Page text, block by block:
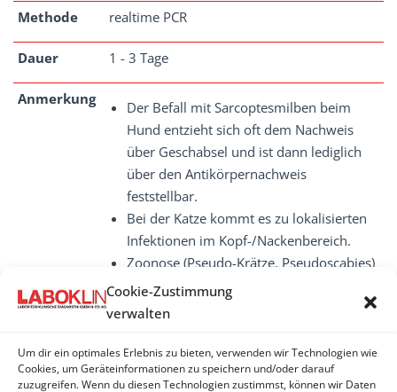
Cookie-Zustimmung
verwalten
Um dir ein optimales Erlebnis zu bieten, verwenden wir Technologien wie
Cookies, um Geräteinformationen zu speichern und/oder darauf
zuzugreifen. Wenn du diesen Technologien zustimmst, können wir Daten
Methode realtime PCR
Dauer 1 - 3 Tage
Anmerkung
Der Befall mit Sarcoptesmilben beim
Hund entzieht sich oft dem Nachweis
über Geschabsel und ist dann lediglich
über den Antikörpernachweis
feststellbar.
Bei der Katze kommt es zu lokalisierten
Infektionen im Kopf-/Nackenbereich.
Zoonose (Pseudo-Krätze, Pseudoscabies)
SARCOPTES